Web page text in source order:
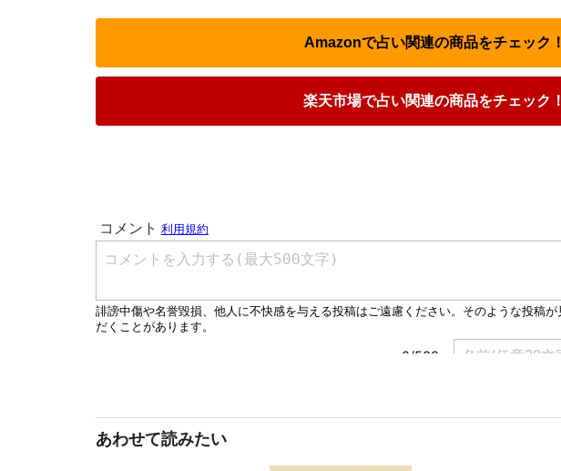
Amazonで占い関連の商品をチェック！
楽天市場で占い関連の商品をチェック！
あわせて読みたい